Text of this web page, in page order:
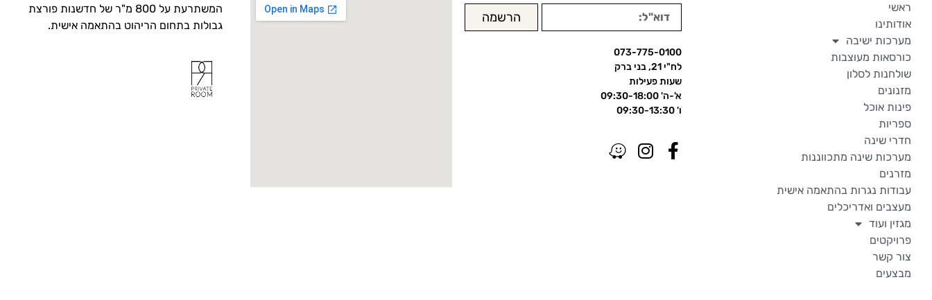
ראשי
אודותינו
מערכות ישיבה
כורסאות מעוצבות
שולחנות לסלון
מזנונים
פינות אוכל
ספריות
חדרי שינה
מערכות שינה מתכווננות
מזרנים
עבודות נגרות בהתאמה אישית
מעצבים ואדריכלים
מגזין ועוד
פרויקטים
צור קשר
מבצעים
הרשמה
073-775-0100
לח"י 21, בני ברק
שעות פעילות
א'-ה' 09:30-18:00
ו' 09:30-13:30
המשתרעת על 800 מ"ר של חדשנות פורצת
גבולות בתחום הריהוט בהתאמה אישית.